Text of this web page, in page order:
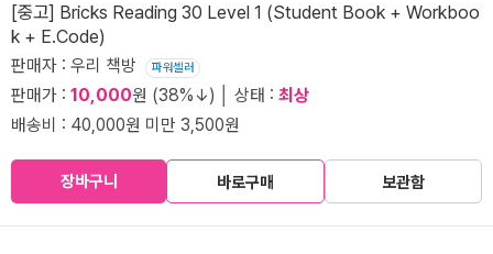
[중고] Bricks Reading 30 Level 1 (Student Book + Workboo
k + E.Code)
판매자 : 우리 책방 파워셀러
판매가 : 10,000원 (38%↓) │ 상태 : 최상
배송비 : 40,000원 미만 3,500원
장바구니 바로구매 보관함